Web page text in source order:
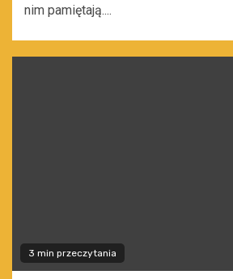
nim pamiętają....
3 min przeczytania